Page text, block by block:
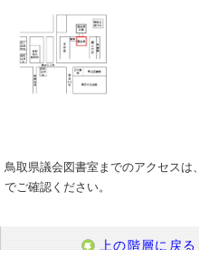
鳥取県議会図書室までのアクセスは、
でご確認ください。
上の階層に戻る